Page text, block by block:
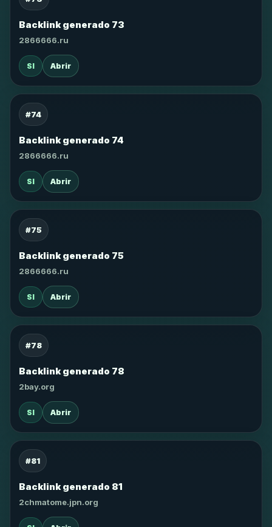
Backlink generado 73
2866666.ru
SI Abrir
#74
Backlink generado 74
2866666.ru
SI Abrir
#75
Backlink generado 75
2866666.ru
SI Abrir
#78
Backlink generado 78
2bay.org
SI Abrir
#81
Backlink generado 81
2chmatome.jpn.org